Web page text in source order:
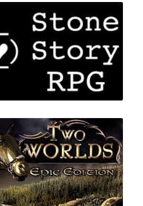
Back to the Multiverse
Story RPG